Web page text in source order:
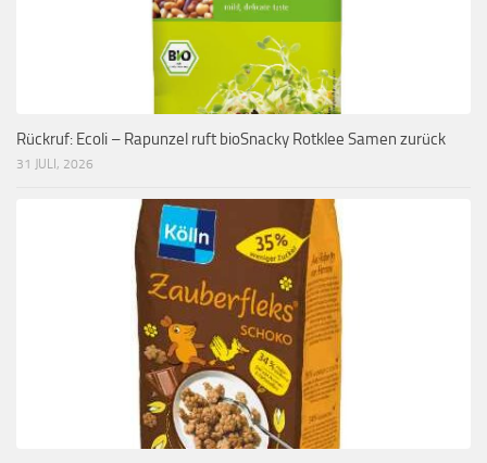
Rückruf: Ecoli – Rapunzel ruft bioSnacky Rotklee Samen zurück
31 JULI, 2026